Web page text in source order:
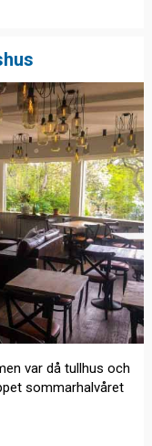
var då tullhus och
sommarhalvåret